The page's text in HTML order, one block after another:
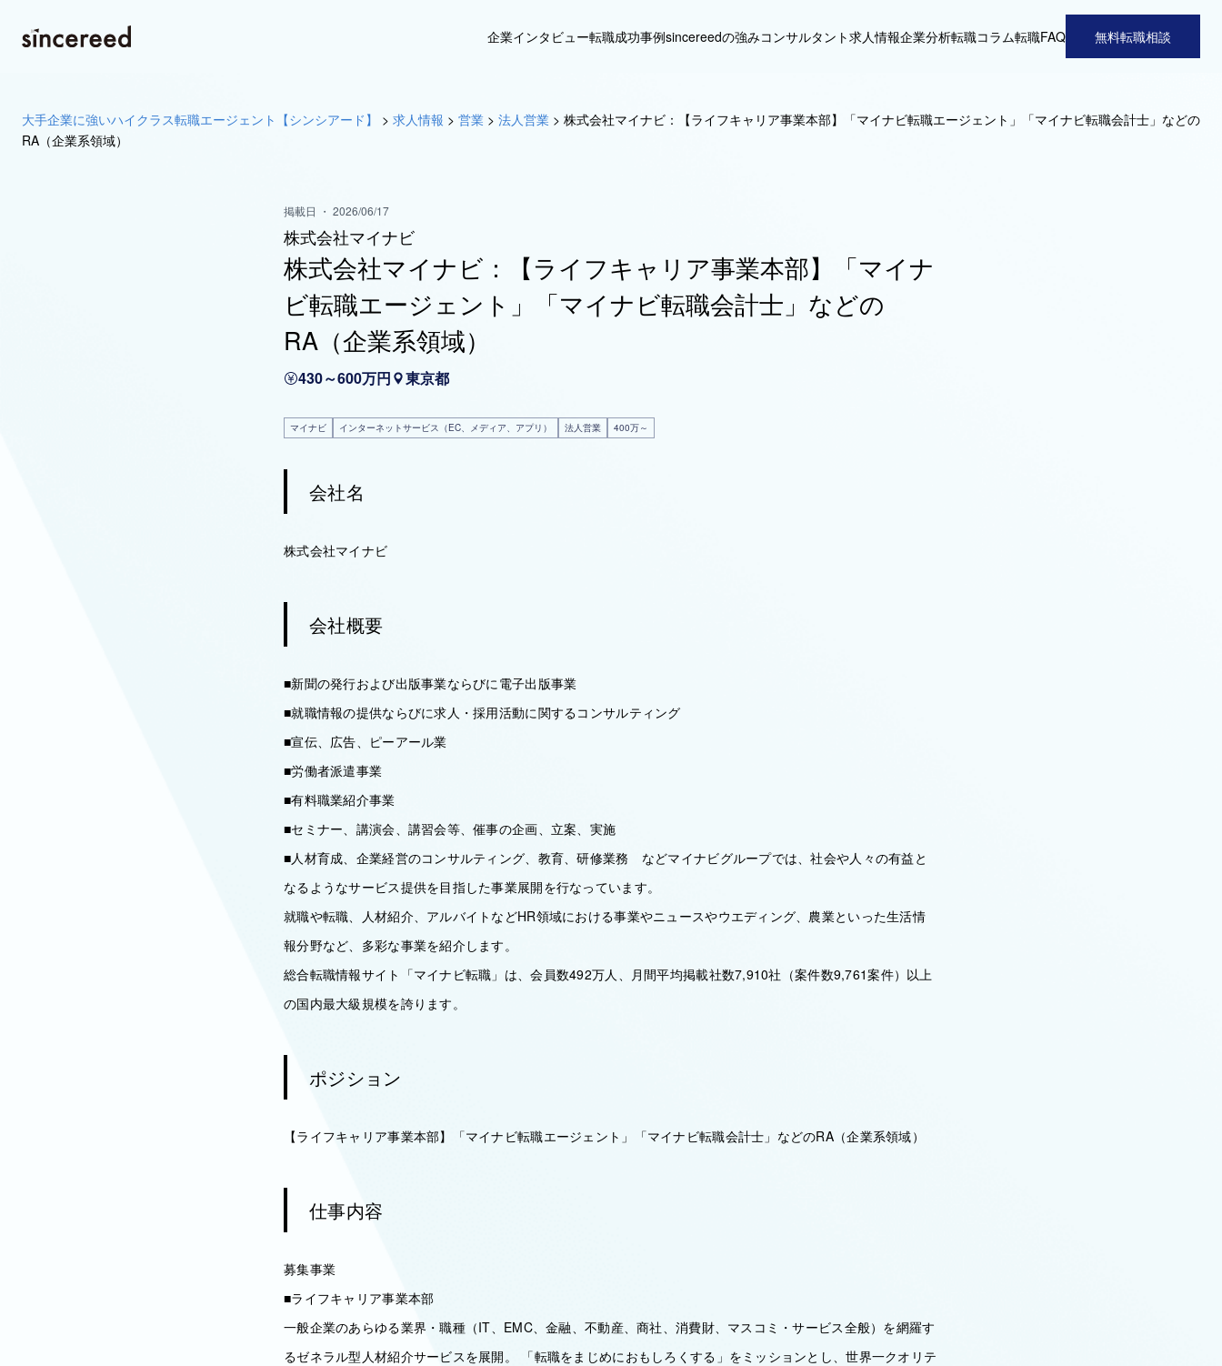
企業インタビュー転職成功事例sincereedの強みコンサルタント求人情報企業分析転職コラム転職FAQ 無料転職相談
大手企業に強いハイクラス転職エージェント【シンシアード】 > 求人情報 > 営業 > 法人営業 > 株式会社マイナビ：【ライフキャリア事業本部】「マイナビ転職エージェント」「マイナビ転職会計士」などの
RA（企業系領域）
掲載日 ・ 2026/06/17
株式会社マイナビ
株式会社マイナビ：【ライフキャリア事業本部】「マイナ
ビ転職エージェント」「マイナビ転職会計士」などの
RA（企業系領域）
430～600万円 東京都
マイナビ インターネットサービス（EC、メディア、アプリ） 法人営業 400万～
会社名
株式会社マイナビ
会社概要
■新聞の発行および出版事業ならびに電子出版事業
■就職情報の提供ならびに求人・採用活動に関するコンサルティング
■宣伝、広告、ピーアール業
■労働者派遣事業
■有料職業紹介事業
■セミナー、講演会、講習会等、催事の企画、立案、実施
■人材育成、企業経営のコンサルティング、教育、研修業務 などマイナビグループでは、社会や人々の有益と
なるようなサービス提供を目指した事業展開を行なっています。
就職や転職、人材紹介、アルバイトなどHR領域における事業やニュースやウエディング、農業といった生活情
報分野など、多彩な事業を紹介します。
総合転職情報サイト「マイナビ転職」は、会員数492万人、月間平均掲載社数7,910社（案件数9,761案件）以上
の国内最大級規模を誇ります。
ポジション
【ライフキャリア事業本部】「マイナビ転職エージェント」「マイナビ転職会計士」などのRA（企業系領域）
仕事内容
募集事業
■ライフキャリア事業本部
一般企業のあらゆる業界・職種（IT、EMC、金融、不動産、商社、消費財、マスコミ・サービス全般）を網羅す
るゼネラル型人材紹介サービスを展開。 「転職をまじめにおもしろくする」をミッションとし、世界一クオリテ